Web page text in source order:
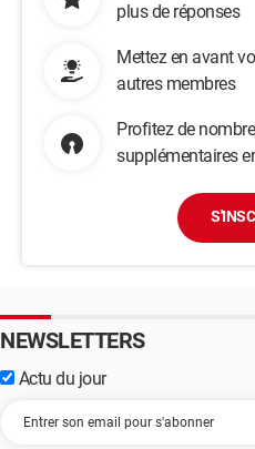
plus de réponses
Mettez en avant
autres membres
Profitez de
supplémentaires
NEWSLETTERS
Actu du jour